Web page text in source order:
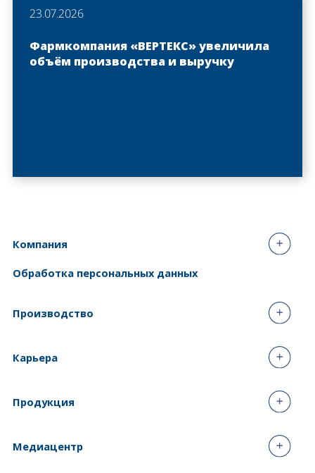
23.07.2026
Фармкомпания «ВЕРТЕКС» увеличила
объём производства и выручку
Компания
Обработка персональных данных
Производство
Карьера
Продукция
Медиацентр